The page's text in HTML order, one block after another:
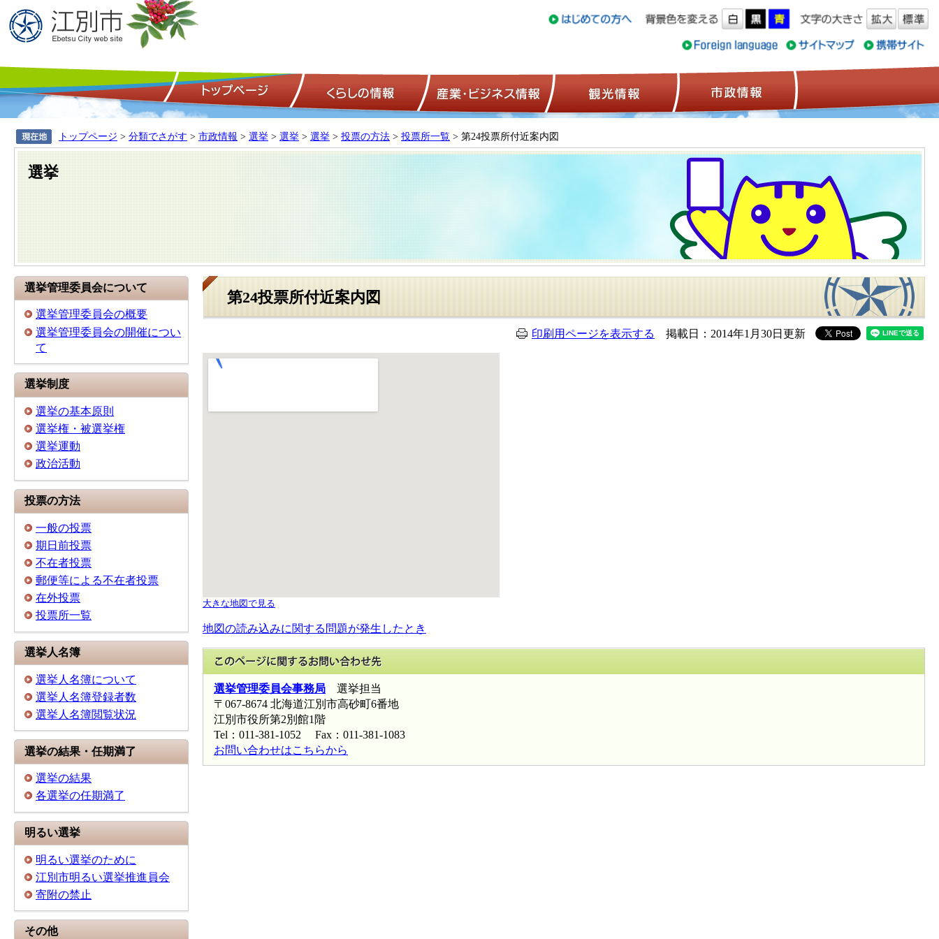
トップページ くらしの情報 産業・ビジネス情報 観光情報
トップページ > 分類でさがす > 市政情報 > 選挙 > 選挙 > 選挙 > 投票の方法 > 投票所一覧 > 第24投票所付近案内図
選挙
選挙管理委員会について
選挙管理委員会の概要
選挙管理委員会の開催につい
て
選挙制度
選挙の基本原則
選挙権・被選挙権
選挙運動
政治活動
投票の方法
一般の投票
期日前投票
不在者投票
郵便等による不在者投票
在外投票
投票所一覧
選挙人名簿
選挙人名簿について
選挙人名簿登録者数
選挙人名簿閲覧状況
選挙の結果・任期満了
選挙の結果
各選挙の任期満了
明るい選挙
明るい選挙のために
江別市明るい選挙推進員会
寄附の禁止
その他
第24投票所付近案内図
印刷用ページを表示する 掲載日：2014年1月30日更新
大きな地図で見る
地図の読み込みに関する問題が発生したとき
選挙管理委員会事務局 選挙担当
〒067-8674 北海道江別市高砂町6番地
江別市役所第2別館1階
Tel：011-381-1052 Fax：011-381-1083
お問い合わせはこちらから